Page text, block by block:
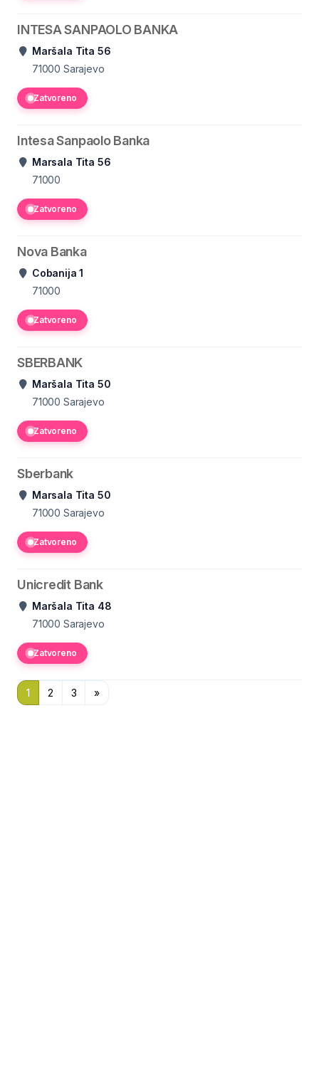
INTESA SANPAOLO BANKA
Maršala Tita 56
71000 Sarajevo
Zatvoreno
Intesa Sanpaolo Banka
Marsala Tita 56
71000
Zatvoreno
Nova Banka
Cobanija 1
71000
Zatvoreno
SBERBANK
Maršala Tita 50
71000 Sarajevo
Zatvoreno
Sberbank
Marsala Tita 50
71000 Sarajevo
Zatvoreno
Unicredit Bank
Maršala Tita 48
71000 Sarajevo
Zatvoreno
1 2 3 »